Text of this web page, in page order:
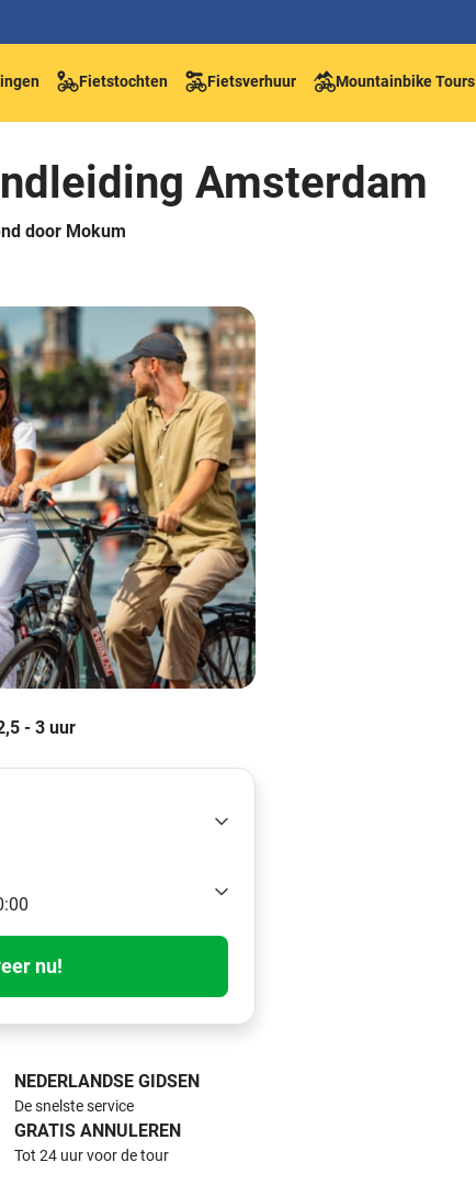
Fietstochten Fietsverhuur Mountainbike Tours
Amsterdam
door Mokum
- 3 uur
nu!
NEDERLANDSE GIDSEN
De snelste service
GRATIS ANNULEREN
Tot 24 uur voor de tour